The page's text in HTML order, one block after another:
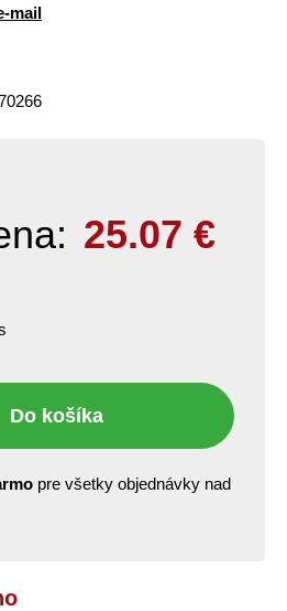
mail
25.07 €
Do košíka
pre všetky objednávky nad